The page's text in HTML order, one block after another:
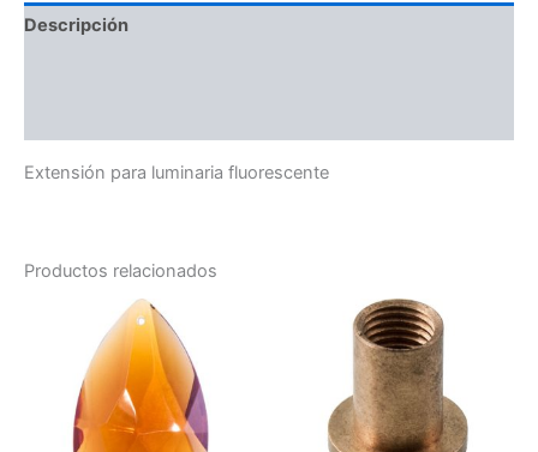
Descripción
Extensión para luminaria fluorescente
Productos relacionados